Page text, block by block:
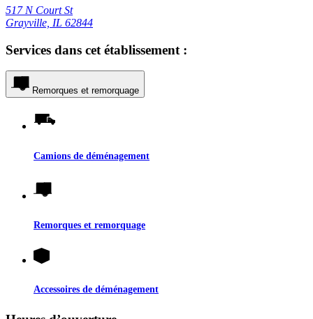
517 N Court St
Grayville, IL 62844
Services dans cet établissement :
Remorques et remorquage
Camions de déménagement
Remorques et remorquage
Accessoires de déménagement